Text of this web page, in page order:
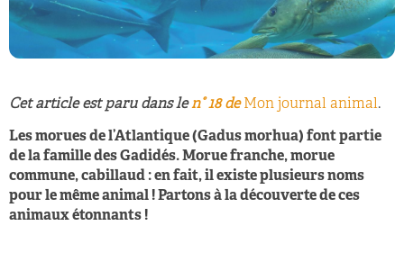
Cet article est paru dans len° 18 deMon journal animal.
Les morues de l’Atlantique (Gadus morhua) font partie
de la famille des Gadidés. Morue franche, morue
commune, cabillaud : en fait, il existe plusieurs noms
pour le même animal ! Partons à la découverte de ces
animaux étonnants !